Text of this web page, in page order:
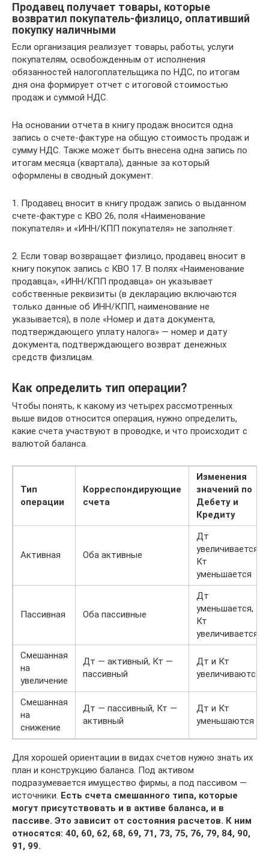
Продавец получает товары, которые
возвратил покупатель-физлицо, оплативший
покупку наличными
Если организация реализует товары, работы, услуги
покупателям, освобожденным от исполнения
обязанностей налогоплательщика по НДС, по итогам
дня она формирует отчет с итоговой стоимостью
продаж и суммой НДС.
На основании отчета в книгу продаж вносится одна
запись о счете-фактуре на общую стоимость продаж и
сумму НДС. Также может быть внесена одна запись по
итогам месяца (квартала), данные за который
оформлены в сводный документ.
1. Продавец вносит в книгу продаж запись о выданном
счете-фактуре с КВО 26, поля «Наименование
покупателя» и «ИНН/КПП покупателя» не заполняет.
2. Если товар возвращает физлицо, продавец вносит в
книгу покупок запись с КВО 17. В полях «Наименование
продавца», «ИНН/КПП продавца» он указывает
собственные реквизиты (в декларацию включаются
только данные об ИНН/КПП, наименование не
указывается), в поле «Номер и дата документа,
подтверждающего уплату налога» — номер и дату
документа, подтверждающего возврат денежных
средств физлицам.
Как определить тип операции?
Чтобы понять, к какому из четырех рассмотренных
выше видов относится операция, нужно определить,
какие счета участвуют в проводке, и что происходит с
валютой баланса.
Тип
операции
Корреспондирующие
счета
Изменения
значений по
Дебету и
Кредиту
Активная Оба активные
Дт
увеличивается,
Кт
уменьшается
Пассивная Оба пассивные
Дт
уменьшается,
Кт
увеличивается
Смешанная
на
увеличение
Дт — активный, Кт —
пассивный
Дт и Кт
увеличиваются
Смешанная
на
снижение
Дт — пассивный, Кт —
активный
Дт и Кт
уменьшаются
Для хорошей ориентации в видах счетов нужно знать их
план и конструкцию баланса. Под активом
подразумевается имущество фирмы, а под пассивом —
источники. Есть счета смешанного типа, которые
могут присутствовать и в активе баланса, и в
пассиве. Это зависит от состояния расчетов. К ним
относятся: 40, 60, 62, 68, 69, 71, 73, 75, 76, 79, 84, 90,
91, 99.